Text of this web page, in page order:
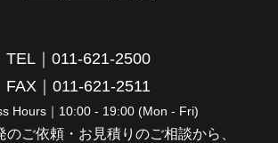
TEL｜011-621-2500
FAX｜011-621-2511
Hours｜10:00 - 19:00 (Mon - Fri)
のご依頼・お見積りのご相談から、